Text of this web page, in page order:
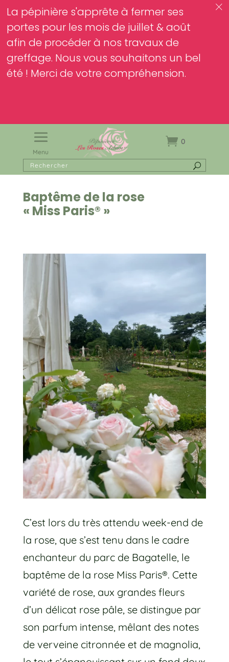
La pépinière s'apprête à fermer ses
portes pour les mois de juillet & août
afin de procéder à nos travaux de
greffage. Nous vous souhaitons un bel
été ! Merci de votre compréhension.
c
Menu
0
Baptême de la rose
« Miss Paris® »
C’est lors du très attendu week-end de
la rose, que s’est tenu dans le cadre
enchanteur du parc de Bagatelle, le
baptême de la rose Miss Paris®. Cette
variété de rose, aux grandes fleurs
d’un délicat rose pâle, se distingue par
son parfum intense, mêlant des notes
de verveine citronnée et de magnolia,